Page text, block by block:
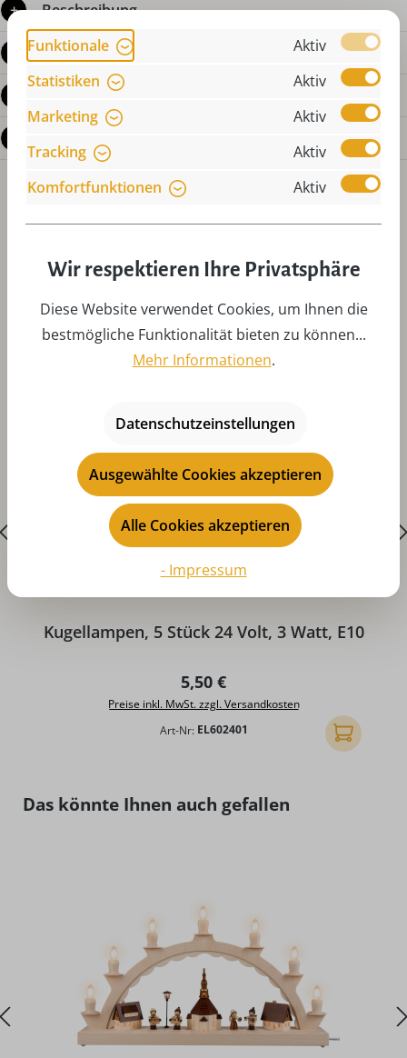
Beschreibung
Produktdetails
Bewertungen
Produktgalerie überspringen
Zubehör
Kugellampen, 5 Stück 24 Volt, 3 Watt, E10
Regulärer Preis:
5,50 €
Preise inkl. MwSt. zzgl. Versandkosten
Art-Nr: EL602401 In den
Produktgalerie überspringen
Das könnte Ihnen auch gefallen
Funktionale
Aktiv
Statistiken
Aktiv
Marketing
Aktiv
Tracking
Aktiv
Komfortfunktionen
Aktiv
Wir respektieren Ihre Privatsphäre
Diese Website verwendet Cookies, um Ihnen die
bestmögliche Funktionalität bieten zu können...
Mehr Informationen.
Datenschutzeinstellungen
Ausgewählte Cookies akzeptieren
Alle Cookies akzeptieren
- Impressum